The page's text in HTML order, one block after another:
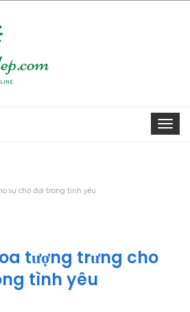
sự chờ đợi trong tình yêu
tượng trưng cho
tình yêu